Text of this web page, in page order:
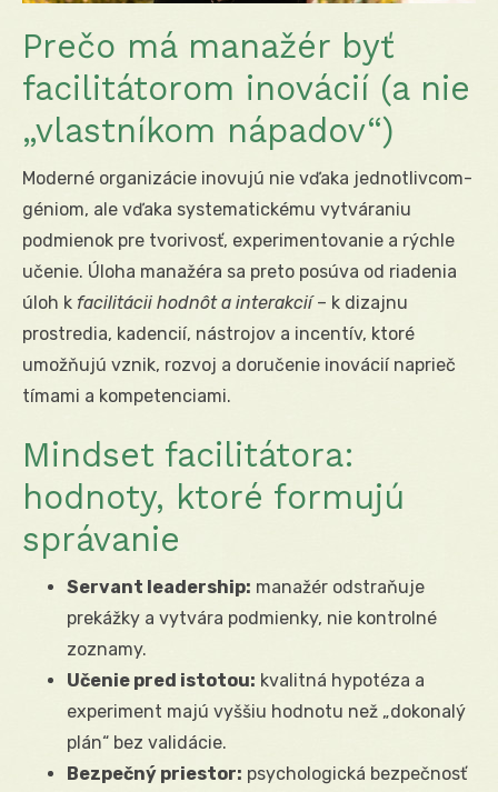
Prečo má manažér byť
facilitátorom inovácií (a nie
„vlastníkom nápadov“)
Moderné organizácie inovujú nie vďaka jednotlivcom-
géniom, ale vďaka systematickému vytváraniu
podmienok pre tvorivosť, experimentovanie a rýchle
učenie. Úloha manažéra sa preto posúva od riadenia
úloh k facilitácii hodnôt a interakcií– k dizajnu
prostredia, kadencií, nástrojov a incentív, ktoré
umožňujú vznik, rozvoj a doručenie inovácií naprieč
tímami a kompetenciami.
Mindset facilitátora:
hodnoty, ktoré formujú
správanie
Servant leadership: manažér odstraňuje
prekážky a vytvára podmienky, nie kontrolné
zoznamy.
Učenie pred istotou: kvalitná hypotéza a
experiment majú vyššiu hodnotu než „dokonalý
plán“ bez validácie.
Bezpečný priestor: psychologická bezpečnosť